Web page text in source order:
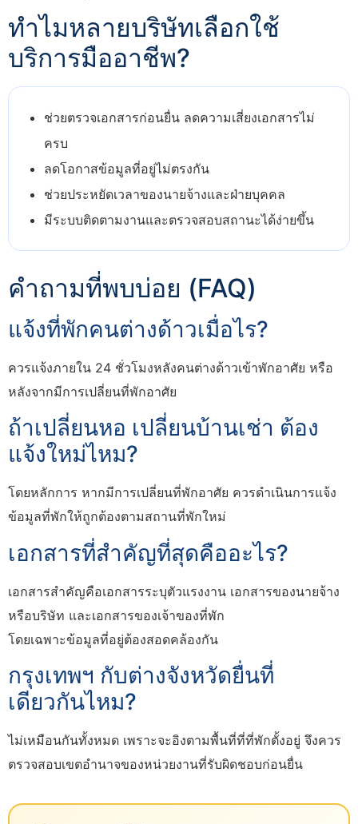
ทำไมหลายบริษัทเลือกใช้
บริการมืออาชีพ?
ช่วยตรวจเอกสารก่อนยื่น ลดความเสี่ยงเอกสารไม่
ครบ
ลดโอกาสข้อมูลที่อยู่ไม่ตรงกัน
ช่วยประหยัดเวลาของนายจ้างและฝ่ายบุคคล
มีระบบติดตามงานและตรวจสอบสถานะได้ง่ายขึ้น
คำถามที่พบบ่อย (FAQ)
แจ้งที่พักคนต่างด้าวเมื่อไร?
ควรแจ้งภายใน 24 ชั่วโมงหลังคนต่างด้าวเข้าพักอาศัย หรือ
หลังจากมีการเปลี่ยนที่พักอาศัย
ถ้าเปลี่ยนหอ เปลี่ยนบ้านเช่า ต้อง
แจ้งใหม่ไหม?
โดยหลักการ หากมีการเปลี่ยนที่พักอาศัย ควรดำเนินการแจ้ง
ข้อมูลที่พักให้ถูกต้องตามสถานที่พักใหม่
เอกสารที่สำคัญที่สุดคืออะไร?
เอกสารสำคัญคือเอกสารระบุตัวแรงงาน เอกสารของนายจ้าง
หรือบริษัท และเอกสารของเจ้าของที่พัก
โดยเฉพาะข้อมูลที่อยู่ต้องสอดคล้องกัน
กรุงเทพฯ กับต่างจังหวัดยื่นที่
เดียวกันไหม?
ไม่เหมือนกันทั้งหมด เพราะจะอิงตามพื้นที่ที่ที่พักตั้งอยู่ จึงควร
ตรวจสอบเขตอำนาจของหน่วยงานที่รับผิดชอบก่อนยื่น